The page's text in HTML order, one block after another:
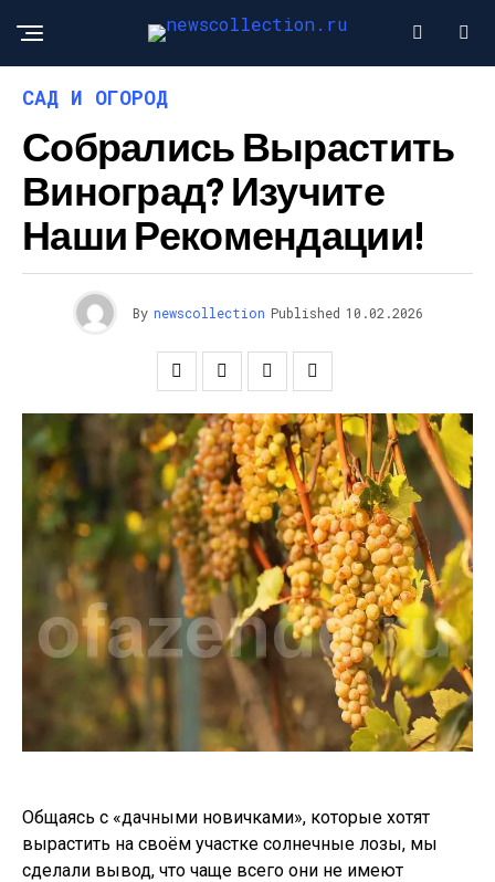
САД И ОГОРОД
Собрались Вырастить
Виноград? Изучите
Наши Рекомендации!
By newscollection Published 10.02.2026
Общаясь с «дачными новичками», которые хотят
вырастить на своём участке солнечные лозы, мы
сделали вывод, что чаще всего они не имеют